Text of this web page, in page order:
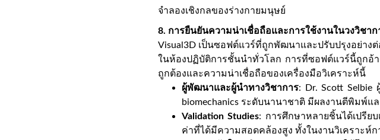
จำลองเชิงกลของร่างกายมนุษย์
8. การยืนยันความน่าเชื่อถือและการใช้งานในวงวิชาก
Visual3D เป็นซอฟต์แวร์ที่ถูกพัฒนาและปรับปรุงอย่าง
ในห้องปฏิบัติการชั้นนำทั่วโลก การที่ซอฟต์แวร์นี้ถูกอ้
ถูกต้องและความน่าเชื่อถือของเครื่องมือวิเคราะห์นี้
ผู้พัฒนาและผู้นำทางวิชาการ: Dr. Scott Selbie
biomechanics ระดับนานาชาติ มีผลงานตีพิมพ์แ
Validation Studies: การศึกษาหลายชิ้นได้เปรีย
ค่าที่ได้มีความสอดคล้องสูง ทั้งในงานวิเคราะห์ก